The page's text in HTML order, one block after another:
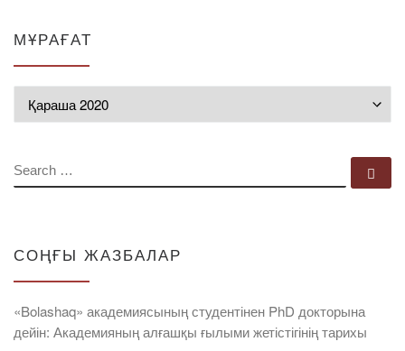
МҰРАҒАТ
SEARCH
СОҢҒЫ ЖАЗБАЛАР
«Bolashaq» академиясының студентінен PhD докторына
дейін: Академияның алғашқы ғылыми жетістігінің тарихы